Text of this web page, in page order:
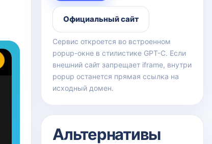
Официальный сайт
Сервис откроется во встроенном
popup-окне в стилистике GPT-C. Если
внешний сайт запрещает iframe, внутри
popup останется прямая ссылка на
исходный домен.
Альтернативы